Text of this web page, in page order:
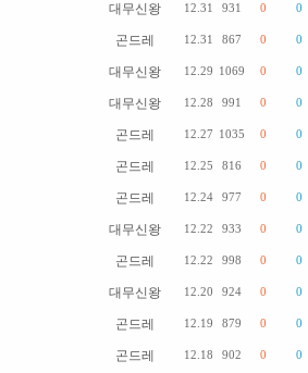
대무신왕 12.31 931 0 0
곤드레 12.31 867 0 0
대무신왕 12.29 1069 0 0
대무신왕 12.28 991 0 0
곤드레 12.27 1035 0 0
곤드레 12.25 816 0 0
곤드레 12.24 977 0 0
대무신왕 12.22 933 0 0
곤드레 12.22 998 0 0
대무신왕 12.20 924 0 0
곤드레 12.19 879 0 0
곤드레 12.18 902 0 0